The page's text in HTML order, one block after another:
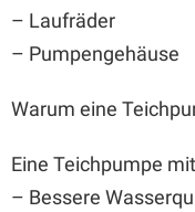
– Laufräder
– Pumpengehäuse
Warum eine
Eine Teichpumpe
– Bessere